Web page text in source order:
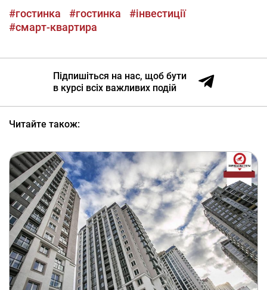
#гостинка #гостинка
#інвестиції
#смарт-квартира
Підпишіться на нас, щоб бути
в курсі всіх важливих подій
Читайте також: